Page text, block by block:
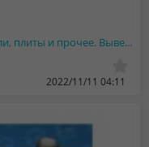
Купим: металл, баки, трубы, автодетали, плиты и прочее. Вывезу.
2022/11/11 04:11